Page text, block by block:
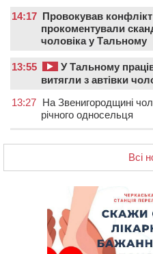
14:17 Провокував конфлікт
прокоментували
чоловіка у Тальному
13:55
У Тальному
витягли з автівки
13:27 На Звенигородщині
річного односельця
12:50 “Як сказати дитині, що
вихователів
тренінгів
На Золотоніщині
торфу
Всі